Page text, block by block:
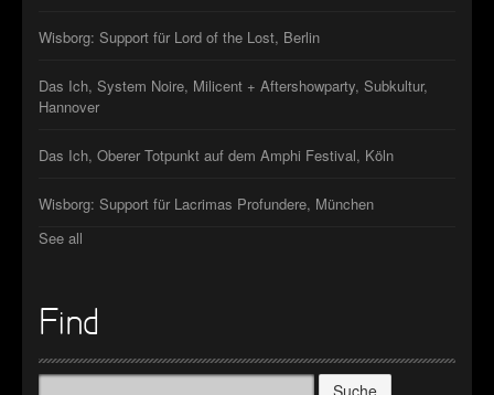
Wisborg: Support für Lord of the Lost, Berlin
Das Ich, System Noire, Milicent + Aftershowparty, Subkultur,
Hannover
Das Ich, Oberer Totpunkt auf dem Amphi Festival, Köln
Wisborg: Support für Lacrimas Profundere, München
See all
Find
Suche